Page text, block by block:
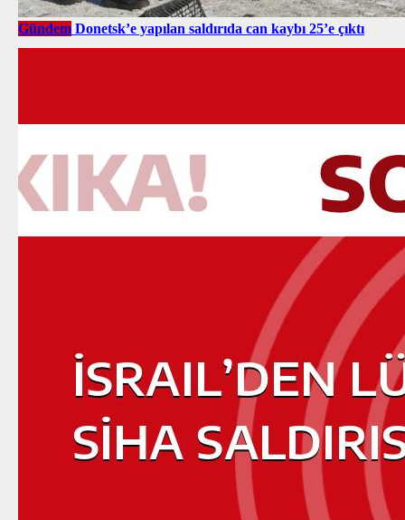
Gündem Donetsk’e yapılan saldırıda can kaybı 25’e çıktı